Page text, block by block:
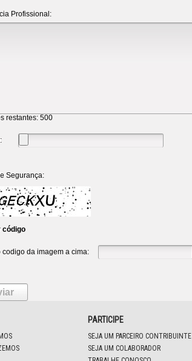
Profissional:
restantes: 500
Segurança:
código
codigo da imagem a cima:
PARTICIPE
SEJA UM PARCEIRO CONTRIBUINTE
SEJA UM COLABORADOR